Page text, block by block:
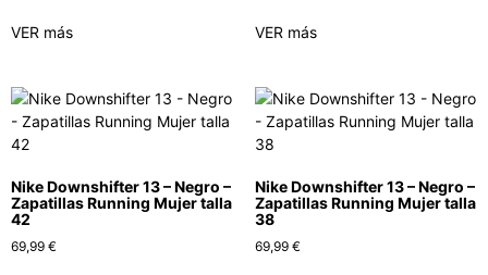
VER más VER más
Nike Downshifter 13 – Negro –
Zapatillas Running Mujer talla
42
69,99 €
Nike Downshifter 13 – Negro –
Zapatillas Running Mujer talla
38
69,99 €